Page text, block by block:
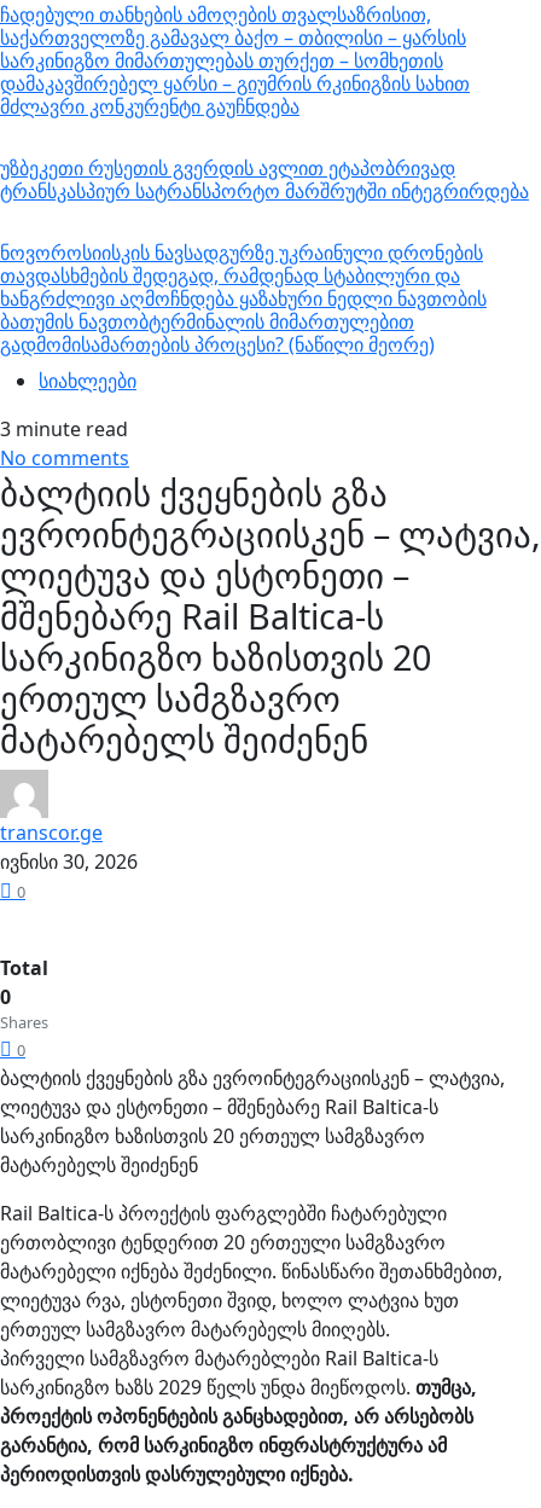
ჩადებული თანხების ამოღების თვალსაზრისით,
საქართველოზე გამავალ ბაქო – თბილისი – ყარსის
სარკინიგზო მიმართულებას თურქეთ – სომხეთის
დამაკავშირებელ ყარსი – გიუმრის რკინიგზის სახით
მძლავრი კონკურენტი გაუჩნდება
უზბეკეთი რუსეთის გვერდის ავლით ეტაპობრივად
ტრანსკასპიურ სატრანსპორტო მარშრუტში ინტეგრირდება
ნოვოროსიისკის ნავსადგურზე უკრაინული დრონების
თავდასხმების შედეგად, რამდენად სტაბილური და
ხანგრძლივი აღმოჩნდება ყაზახური ნედლი ნავთობის
ბათუმის ნავთობტერმინალის მიმართულებით
გადმომისამართების პროცესი? (ნაწილი მეორე)
სიახლეები
3 minute read
No comments
ბალტიის ქვეყნების გზა
ევროინტეგრაციისკენ – ლატვია,
ლიეტუვა და ესტონეთი –
მშენებარე Rail Baltica-ს
სარკინიგზო ხაზისთვის 20
ერთეულ სამგზავრო
მატარებელს შეიძენენ
transcor.ge
ივნისი 30, 2026
0
Total
0
Shares
0
ბალტიის ქვეყნების გზა ევროინტეგრაციისკენ – ლატვია,
ლიეტუვა და ესტონეთი – მშენებარე Rail Baltica-ს
სარკინიგზო ხაზისთვის 20 ერთეულ სამგზავრო
მატარებელს შეიძენენ
Rail Baltica-ს პროექტის ფარგლებში ჩატარებული
ერთობლივი ტენდერით 20 ერთეული სამგზავრო
მატარებელი იქნება შეძენილი. წინასწარი შეთანხმებით,
ლიეტუვა რვა, ესტონეთი შვიდ, ხოლო ლატვია ხუთ
ერთეულ სამგზავრო მატარებელს მიიღებს.
პირველი სამგზავრო მატარებლები Rail Baltica-ს
სარკინიგზო ხაზს 2029 წელს უნდა მიეწოდოს. თუმცა,
პროექტის ოპონენტების განცხადებით, არ არსებობს
გარანტია, რომ სარკინიგზო ინფრასტრუქტურა ამ
პერიოდისთვის დასრულებული იქნება.